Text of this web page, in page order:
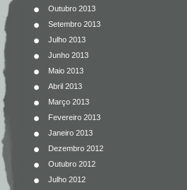
Outubro 2013
Setembro 2013
Julho 2013
Junho 2013
Maio 2013
Abril 2013
Março 2013
Fevereiro 2013
Janeiro 2013
Dezembro 2012
Outubro 2012
Julho 2012